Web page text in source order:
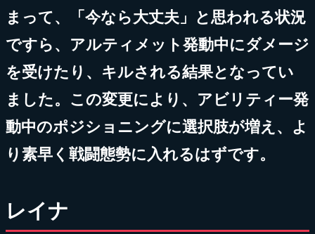
まって、「今なら大丈夫」と思われる状況
ですら、アルティメット発動中にダメージ
を受けたり、キルされる結果となってい
ました。この変更により、アビリティー発
動中のポジショニングに選択肢が増え、よ
り素早く戦闘態勢に入れるはずです。
レイナ